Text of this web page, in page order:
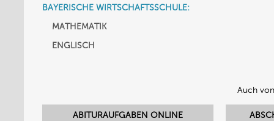
BAYERISCHE WIRTSCHAFTSSCHULE:
MATHEMATIK
ENGLISCH
Auch
ABITURAUFGABEN ONLINE